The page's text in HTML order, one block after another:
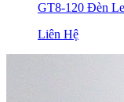
GT8-120 Đèn
Liên Hệ